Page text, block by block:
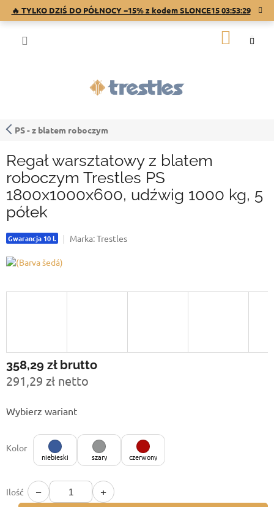
🔥 TYLKO DZIŚ DO PÓŁNOCY −15% z kodem SLONCE1503:53:29
PS - z blatem roboczym
Regał warsztatowy z blatem
roboczym Trestles PS
1800x1000x600, udźwig 1000 kg, 5
półek
Gwarancja 10 l. Marka:Trestles
358,29 zł brutto
291,29 zł netto
jednostkowa:
Wybierz wariant
Kolor
niebieski szary czerwony
Ilość − +